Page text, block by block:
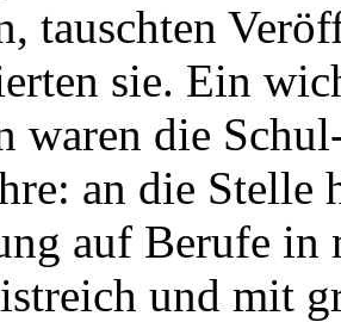
tauschten
sie. Ein
waren die
an die
auf Berufe in
und mit